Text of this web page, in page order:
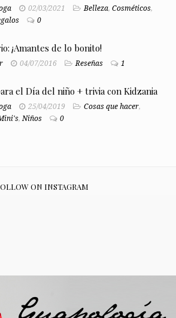
02/03/2021 Belleza, Cosméticos,
0
¡Amantes de lo bonito!
04/07/2016 Reseñas 1
el Día del niño + trivia con Kidzania
25/04/2019 Cosas que hacer,
,Niños 0
ON INSTAGRAM